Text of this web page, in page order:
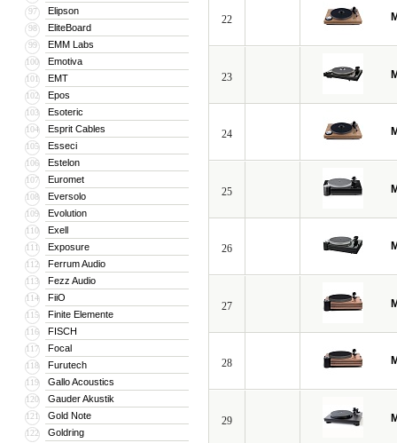
97 Elipson
98 EliteBoard
99 EMM Labs
100 Emotiva
101 EMT
102 Epos
103 Esoteric
104 Esprit Cables
105 Esseci
106 Estelon
107 Euromet
108 Eversolo
109 Evolution
110 Exell
111 Exposure
112 Ferrum Audio
113 Fezz Audio
114 FiiO
115 Finite Elemente
116 FISCH
117 Focal
118 Furutech
119 Gallo Acoustics
120 Gauder Akustik
121 Gold Note
122 Goldring
22
23
24
25
26
27
28
29